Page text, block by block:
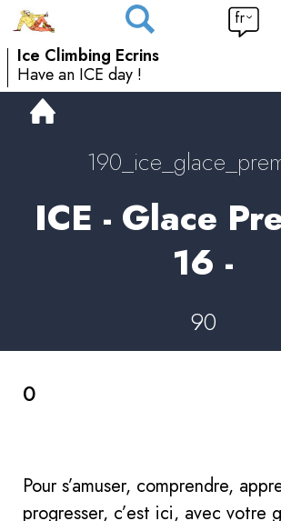
Ice Climbing Ecrins
Have an ICE day !
fr
ICE - Glace
16 -
90
0
Pour s’amuser, comprendre,
progresser, c’est ici, avec votre